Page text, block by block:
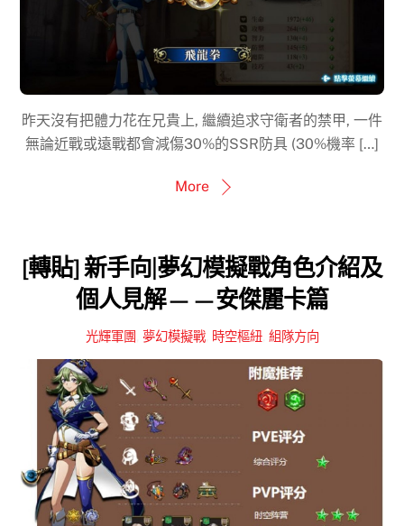
昨天沒有把體力花在兄貴上, 繼續追求守衛者的禁甲, 一件
無論近戰或遠戰都會減傷30%的SSR防具 (30%機率 […]
More
[轉貼] 新手向|夢幻模擬戰角色介紹及
個人見解——安傑麗卡篇
光輝軍團 夢幻模擬戰, 時空樞紐, 組隊方向